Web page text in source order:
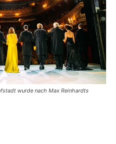
wurde nach Max Reinhardts